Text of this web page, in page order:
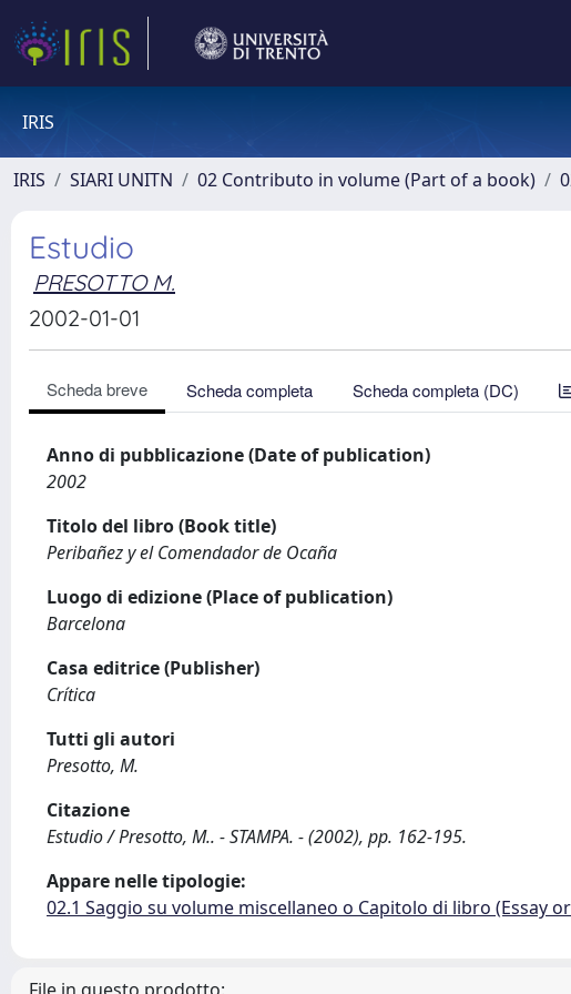
IRIS
IRIS SIARI UNITN 02 Contributo in volume (Part of a book)
Estudio
PRESOTTO M.
2002-01-01
Scheda breve Scheda completa Scheda completa (DC)
Anno di pubblicazione (Date of publication)
2002
Titolo del libro (Book title)
Peribañez y el Comendador de Ocaña
Luogo di edizione (Place of publication)
Barcelona
Casa editrice (Publisher)
Crítica
Tutti gli autori
Presotto, M.
Citazione
Estudio / Presotto, M.. - STAMPA. - (2002), pp. 162-195.
Appare nelle tipologie:
02.1 Saggio su volume miscellaneo o Capitolo di libro (Essay